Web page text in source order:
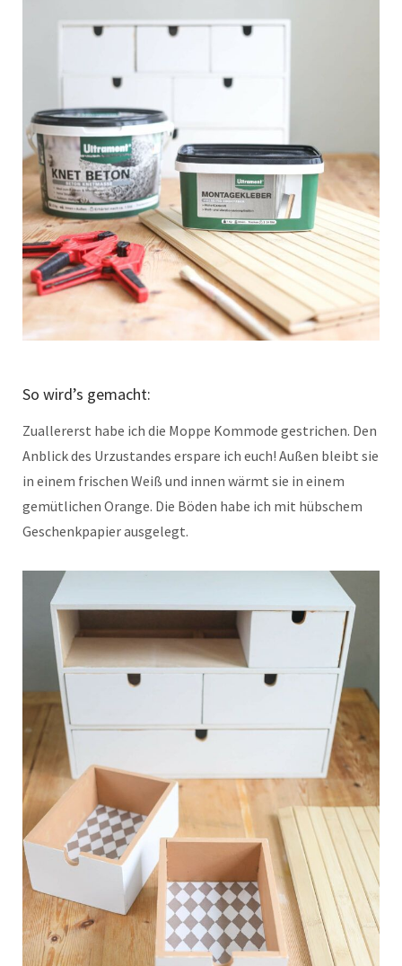
So wird’s gemacht:
Zuallererst habe ich die Moppe Kommode gestrichen. Den
Anblick des Urzustandes erspare ich euch! Außen bleibt sie
in einem frischen Weiß und innen wärmt sie in einem
gemütlichen Orange. Die Böden habe ich mit hübschem
Geschenkpapier ausgelegt.